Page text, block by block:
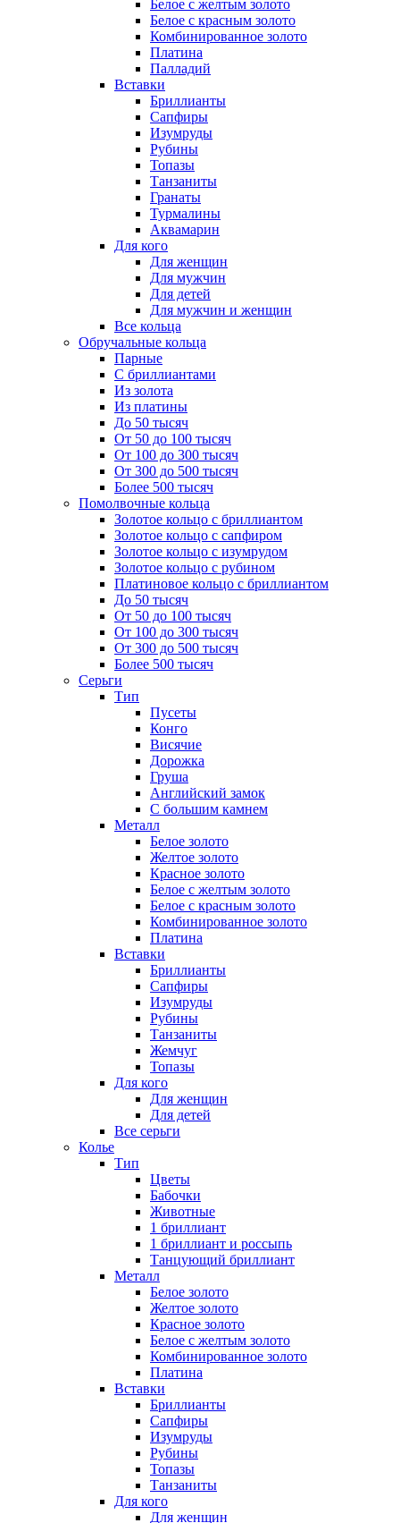
Белое с желтым золото
Белое с красным золото
Комбинированное золото
Платина
Палладий
Вставки
Бриллианты
Сапфиры
Изумруды
Рубины
Топазы
Танзаниты
Гранаты
Турмалины
Аквамарин
Для кого
Для женщин
Для мужчин
Для детей
Для мужчин и женщин
Все кольца
Обручальные кольца
Парные
С бриллиантами
Из золота
Из платины
До 50 тысяч
От 50 до 100 тысяч
От 100 до 300 тысяч
От 300 до 500 тысяч
Более 500 тысяч
Помолвочные кольца
Золотое кольцо с бриллиантом
Золотое кольцо с сапфиром
Золотое кольцо с изумрудом
Золотое кольцо с рубином
Платиновое кольцо с бриллиантом
До 50 тысяч
От 50 до 100 тысяч
От 100 до 300 тысяч
От 300 до 500 тысяч
Более 500 тысяч
Серьги
Тип
Пусеты
Конго
Висячие
Дорожка
Груша
Английский замок
С большим камнем
Металл
Белое золото
Желтое золото
Красное золото
Белое с желтым золото
Белое с красным золото
Комбинированное золото
Платина
Вставки
Бриллианты
Сапфиры
Изумруды
Рубины
Танзаниты
Жемчуг
Топазы
Для кого
Для женщин
Для детей
Все серьги
Колье
Тип
Цветы
Бабочки
Животные
1 бриллиант
1 бриллиант и россыпь
Танцующий бриллиант
Металл
Белое золото
Желтое золото
Красное золото
Белое с желтым золото
Комбинированное золото
Платина
Вставки
Бриллианты
Сапфиры
Изумруды
Рубины
Топазы
Танзаниты
Для кого
Для женщин